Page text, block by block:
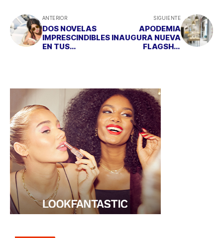
ANTERIOR
DOS NOVELAS
IMPRESCINDIBLES
EN TUS
SIGUIENTE
APODEMIA
INAUGURA NUEVA
FLAGSHIP